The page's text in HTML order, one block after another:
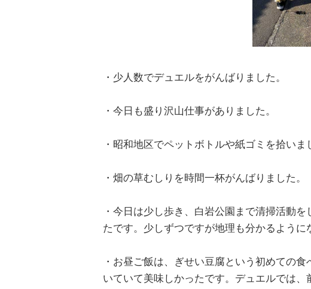
・少人数でデュエルをがんばりました。
・今日も盛り沢山仕事がありました。
・昭和地区でペットボトルや紙ゴミを拾いま
・畑の草むしりを時間一杯がんばりました。
・今日は少し歩き、白岩公園まで清掃活動
たです。少しずつですが地理も分かるように
・お昼ご飯は、ぎせい豆腐という初めての
いていて美味しかったです。デュエルでは